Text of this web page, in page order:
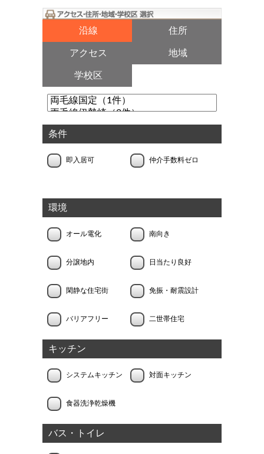
沿線 住所
アクセス 地域
学校区
条件
即入居可 仲介手数料ゼロ
環境
オール電化 南向き
分譲地内 日当たり良好
閑静な住宅街 免振・耐震設計
バリアフリー 二世帯住宅
キッチン
システムキッチン 対面キッチン
食器洗浄乾燥機
バス・トイレ